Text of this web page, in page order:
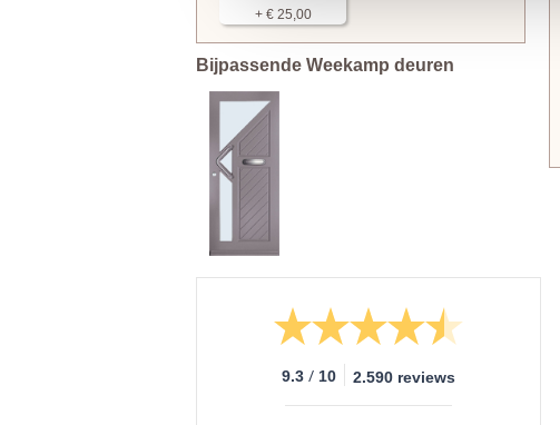
+ € 25,00
Bijpassende Weekamp deuren
9.3 / 10 2.590 reviews